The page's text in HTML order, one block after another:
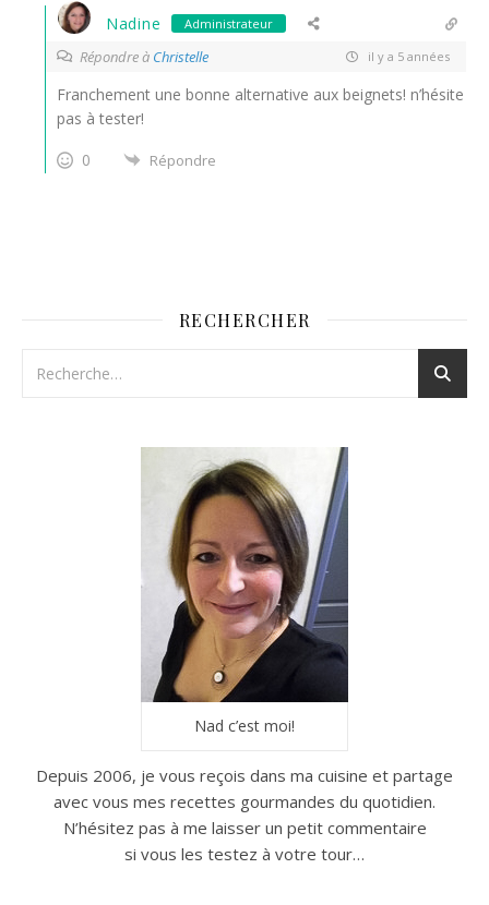
Nadine Administrateur
Répondre à Christelle il y a 5 années
Franchement une bonne alternative aux beignets! n’hésite
pas à tester!
0
Répondre
RECHERCHER
Nad c’est moi!
Depuis 2006, je vous reçois dans ma cuisine et partage
avec vous mes recettes gourmandes du quotidien.
N’hésitez pas à me laisser un petit commentaire
si vous les testez à votre tour…